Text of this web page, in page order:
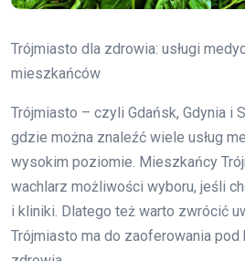
Trójmiasto dla zdrowia: usługi
mieszkańców
Trójmiasto – czyli Gdańsk, Gdynia i
gdzie można znaleźć wiele usług
wysokim poziomie. Mieszkańcy
wachlarz możliwości wyboru, jeśli
i kliniki. Dlatego też warto zwrócić
Trójmiasto ma do zaoferowania